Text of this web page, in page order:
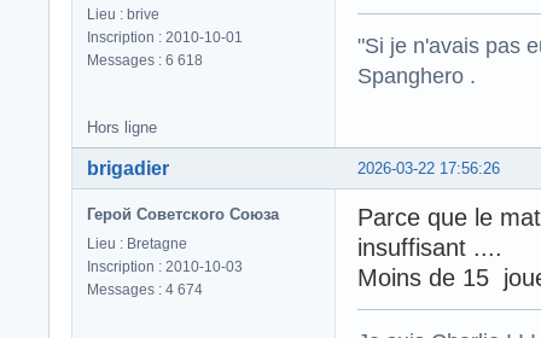
Lieu : brive
Inscription : 2010-10-01
Messages : 6 618
"Si je n'avais pas
Spanghero .
Hors ligne
2026-03-22 17:56:26
brigadier
Герой Советского Союза
Lieu : Bretagne
Inscription : 2010-10-03
Messages : 4 674
Parce que le
insuffisant ....
Moins de 15